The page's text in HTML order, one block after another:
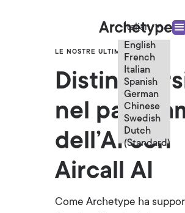
Italian
English
French
Italian
Spanish
German
Chinese
Swedish
Dutch
(Standard)
LE NOSTRE ULTIME NOTIZIE
nel
dell’AI con
Aircall AI
Come Archetype ha